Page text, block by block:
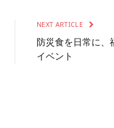
NEXT ARTICLE
防災食を日常に
イベント